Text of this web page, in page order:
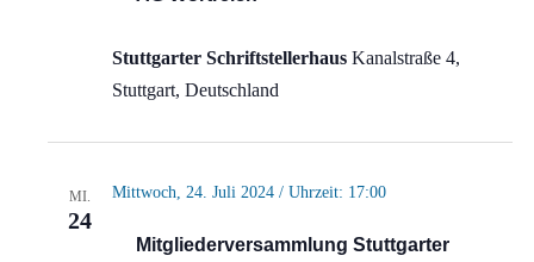
Stuttgarter Schriftstellerhaus Kanalstraße 4,
Stuttgart, Deutschland
MI.
24
Mitgliederversammlung Stuttgarter
Mittwoch, 24. Juli 2024 / Uhrzeit: 17:00